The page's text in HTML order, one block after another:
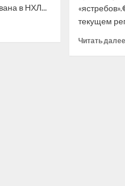
в НХЛ...
текущем
Читать далее